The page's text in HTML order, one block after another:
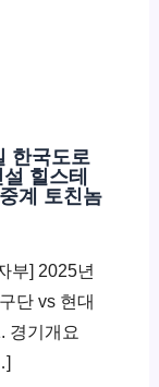
한국도로
힐스테
계 토친놈
부] 2025년
단 vs 현대
경기개요